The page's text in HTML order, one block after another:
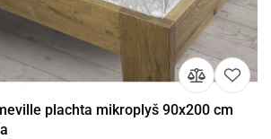
Detail Do košíka
plachta mikroplyš 90x200 cm